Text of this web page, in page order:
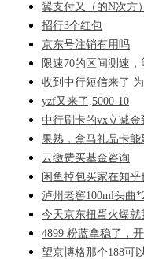
翼支付又（的N次方
招行3个红包
京东号注销有用吗
限速70的区间测速
收到中行短信来了
yzf又来了,5000-10
中行刷卡的vx立减金
果熟，盒马礼品卡
云缴费买基金咨询
闲鱼掉包买家在知
泸州老窖100ml头曲
今天京东扭蛋火爆就
4899 粉蓝拿稳了，
望京博格那个188可